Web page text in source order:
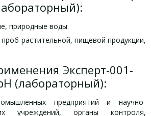
природные воды.
растительной, пищевой продукции,
Эксперт-001-
(лабораторный):
предприятий и научно-
учреждений, органы контроля,